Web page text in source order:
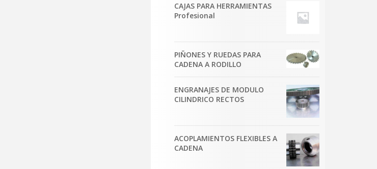
CAJAS PARA HERRAMIENTAS
Profesional
PIÑONES Y RUEDAS PARA
CADENA A RODILLO
ENGRANAJES DE MODULO
CILINDRICO RECTOS
ACOPLAMIENTOS FLEXIBLES A
CADENA